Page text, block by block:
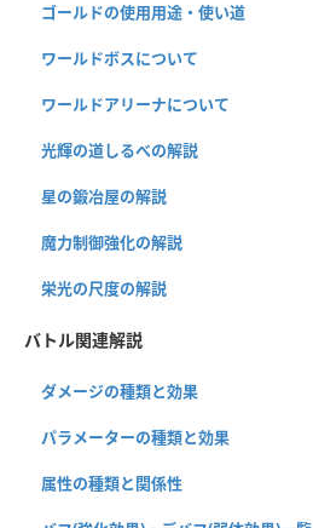
ゴールドの使用用途・使い道
ワールドボスについて
ワールドアリーナについて
光輝の道しるべの解説
星の鍛冶屋の解説
魔力制御強化の解説
栄光の尺度の解説
バトル関連解説
ダメージの種類と効果
パラメーターの種類と効果
属性の種類と関係性